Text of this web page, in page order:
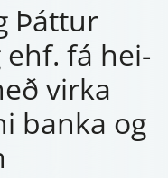
Þátt­ur
ehf. fá hei­
virka
banka og